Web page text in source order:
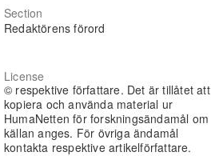
Section
Redaktörens förord
License
© respektive författare. Det är tillåtet att
kopiera och använda material ur
HumaNetten för forskningsändamål om
källan anges. För övriga ändamål
kontakta respektive artikelförfattare.